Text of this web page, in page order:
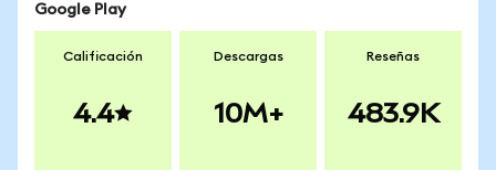
Google Play
Calificación
4.4
Descargas
10M+
Reseñas
483.9K